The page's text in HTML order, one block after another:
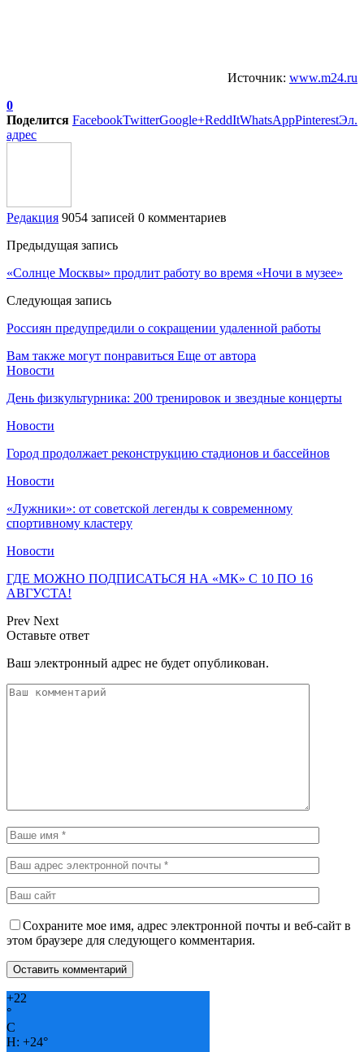
Источник: www.m24.ru
0
Поделится FacebookTwitterGoogle+ReddItWhatsAppPinterestЭл.
адрес
Редакция 9054 записей 0 комментариев
Предыдущая запись
«Солнце Москвы» продлит работу во время «Ночи в музее»
Следующая запись
Россиян предупредили о сокращении удаленной работы
Вам также могут понравиться Еще от автора
Новости
День физкультурника: 200 тренировок и звездные концерты
Новости
Город продолжает реконструкцию стадионов и бассейнов
Новости
«Лужники»: от советской легенды к современному
спортивному кластеру
Новости
ГДЕ МОЖНО ПОДПИСАТЬСЯ НА «МК» С 10 ПО 16
АВГУСТА!
Prev Next
Оставьте ответ
Ваш электронный адрес не будет опубликован.
Сохраните мое имя, адрес электронной почты и веб-сайт в
этом браузере для следующего комментария.
+22
°
C
H: +24°